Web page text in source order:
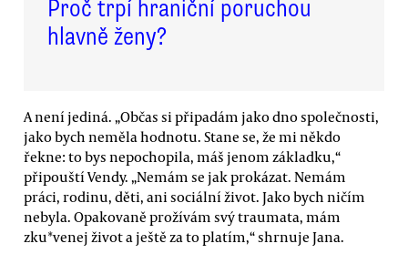
Proč trpí hraniční poruchou
hlavně ženy?
A není jediná. „Občas si připadám jako dno společnosti,
jako bych neměla hodnotu. Stane se, že mi někdo
řekne: to bys nepochopila, máš jenom základku,“
připouští Vendy. „Nemám se jak prokázat. Nemám
práci, rodinu, děti, ani sociální život. Jako bych ničím
nebyla. Opakovaně prožívám svý traumata, mám
zku*venej život a ještě za to platím,“ shrnuje Jana.